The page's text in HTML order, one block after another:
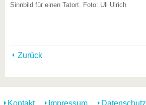
Sinnbild für einen Tatort. Foto: Uli Ulrich
Zurück
Kontakt Impressum Datenschutz